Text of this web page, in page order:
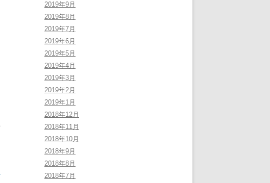
2019年9月
2019年8月
2019年7月
2019年6月
2019年5月
2019年4月
2019年3月
2019年2月
2019年1月
2018年12月
2018年11月
2018年10月
2018年9月
2018年8月
2018年7月